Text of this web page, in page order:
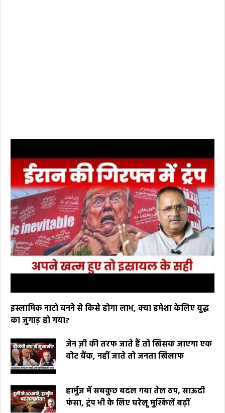
इस्लामिक नाटो बनने से किसे होगा लाभ, क्या हमेशा केलिए युद्ध
का जुगाड़ हो गया?
जेन ज़ी की तरफ जाते हैं तो खिसक जाएगा एक
वोट बैंक, नहीं जाते तो जनता खिलाफ
हार्मुज में सबकुछ बदल गया तेल ठप, साऊदी
फंसा, ट्रंप भी के लिए घरेलू मुश्किलें बढ़ीं